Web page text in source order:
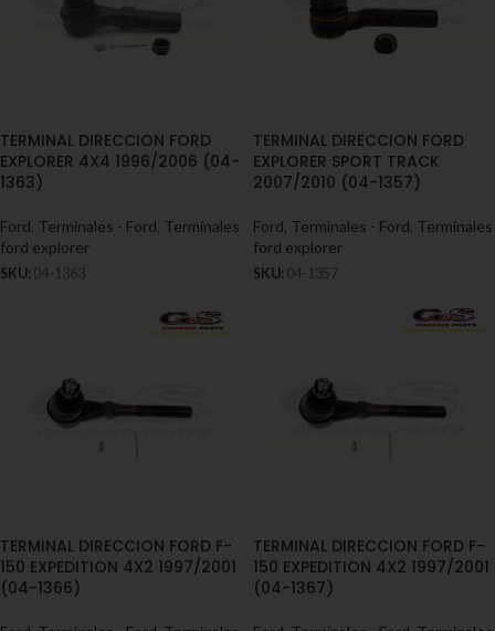
TERMINAL DIRECCION FORD
EXPLORER 4X4 1996/2006 (04-
1363)
Ford Terminales - Ford Terminales
ford explorer
SKU: 04-1363
TERMINAL DIRECCION FORD
EXPLORER SPORT TRACK
2007/2010 (04-1357)
Ford Terminales - Ford Terminales
ford explorer
SKU: 04-1357
TERMINAL DIRECCION FORD F-
150 EXPEDITION 4X2 1997/2001
(04-1366)
TERMINAL DIRECCION FORD F-
150 EXPEDITION 4X2 1997/2001
(04-1367)